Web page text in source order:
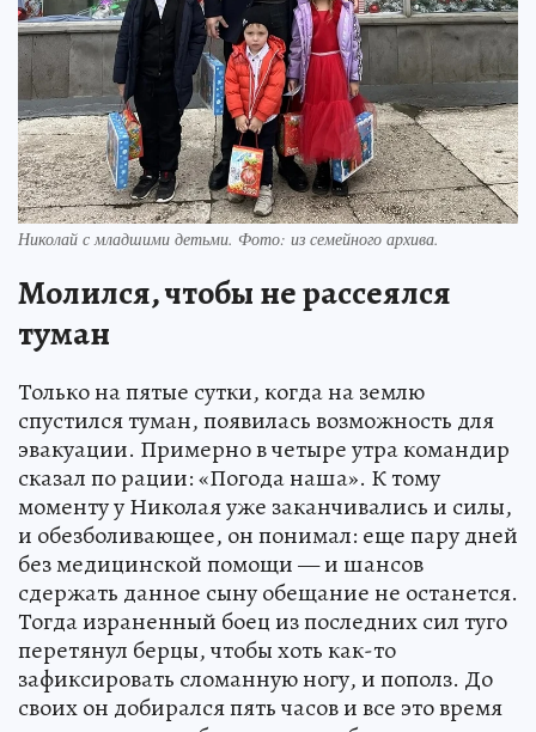
Николай с младшими детьми. Фото: из семейного архива.
Молился, чтобы не рассеялся
туман
Только на пятые сутки, когда на землю
спустился туман, появилась возможность для
эвакуации. Примерно в четыре утра командир
сказал по рации: «Погода наша». К тому
моменту у Николая уже заканчивались и силы,
и обезболивающее, он понимал: еще пару дней
без медицинской помощи — и шансов
сдержать данное сыну обещание не останется.
Тогда израненный боец из последних сил туго
перетянул берцы, чтобы хоть как-то
зафиксировать сломанную ногу, и пополз. До
своих он добирался пять часов и все это время